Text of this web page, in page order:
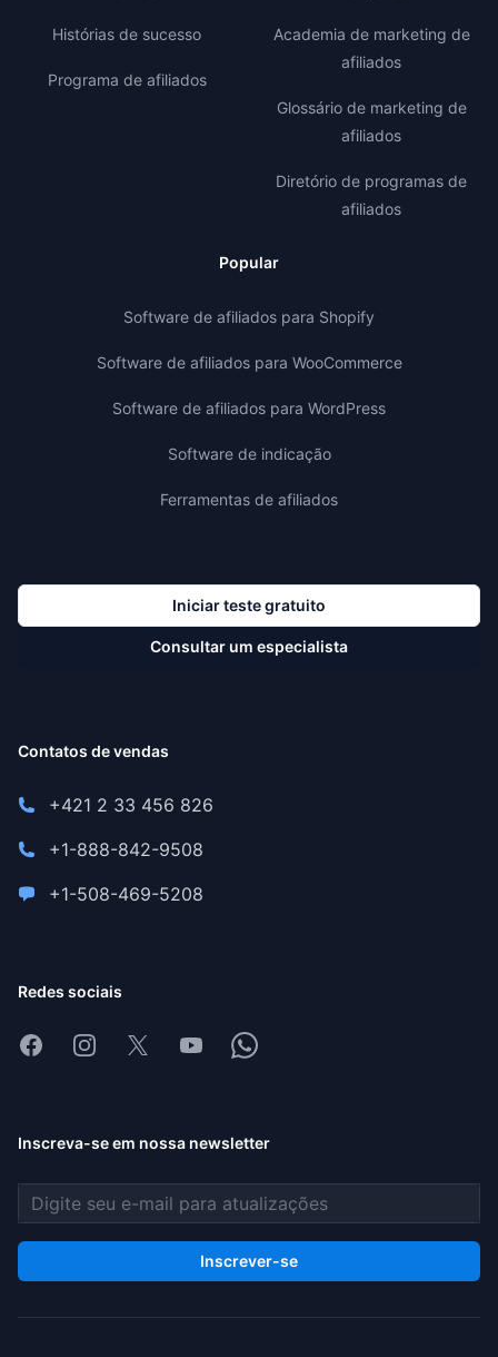
Histórias de sucesso
Programa de afiliados
Academia de marketing de
afiliados
Glossário de marketing de
afiliados
Diretório de programas de
afiliados
Popular
Software de afiliados para Shopify
Software de afiliados para WooCommerce
Software de afiliados para WordPress
Software de indicação
Ferramentas de afiliados
Iniciar teste gratuito
Consultar um especialista
Contatos de vendas
+421 2 33 456 826
+1-888-842-9508
+1-508-469-5208
Redes sociais
FacebookInstagram
X YoutubeWhatsapp
Inscreva-se em nossa newsletter
Endereço de e-mail
Inscrever-se